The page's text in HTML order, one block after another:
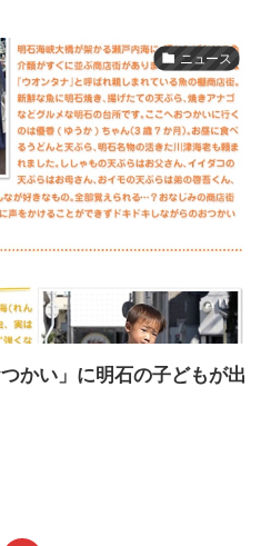
ニュース
かい」に明石の子どもが出